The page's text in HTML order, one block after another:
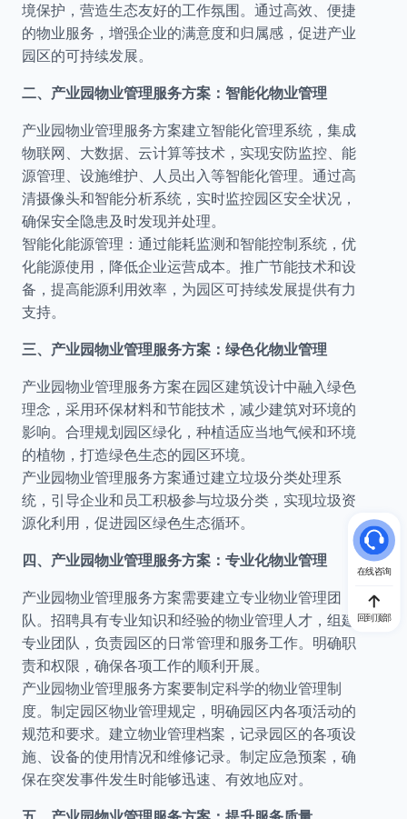
境保护，营造生态友好的工作氛围。通过高效、便捷
的物业服务，增强企业的满意度和归属感，促进产业
园区的可持续发展。
二、产业园物业管理服务方案：智能化物业管理
产业园物业管理服务方案建立智能化管理系统，集成
物联网、大数据、云计算等技术，实现安防监控、能
源管理、设施维护、人员出入等智能化管理。通过高
清摄像头和智能分析系统，实时监控园区安全状况，
确保安全隐患及时发现并处理。
智能化能源管理：通过能耗监测和智能控制系统，优
化能源使用，降低企业运营成本。推广节能技术和设
备，提高能源利用效率，为园区可持续发展提供有力
支持。
三、产业园物业管理服务方案：绿色化物业管理
产业园物业管理服务方案在园区建筑设计中融入绿色
理念，采用环保材料和节能技术，减少建筑对环境的
影响。合理规划园区绿化，种植适应当地气候和环境
的植物，打造绿色生态的园区环境。
产业园物业管理服务方案通过建立垃圾分类处理系
统，引导企业和员工积极参与垃圾分类，实现垃圾资
源化利用，促进园区绿色生态循环。
四、产业园物业管理服务方案：专业化物业管理
产业园物业管理服务方案需要建立专业物业管理团
队。招聘具有专业知识和经验的物业管理人才，组建
专业团队，负责园区的日常管理和服务工作。明确职
责和权限，确保各项工作的顺利开展。
产业园物业管理服务方案要制定科学的物业管理制
度。制定园区物业管理规定，明确园区内各项活动的
规范和要求。建立物业管理档案，记录园区的各项设
施、设备的使用情况和维修记录。制定应急预案，确
保在突发事件发生时能够迅速、有效地应对。
在线咨询
回到顶部